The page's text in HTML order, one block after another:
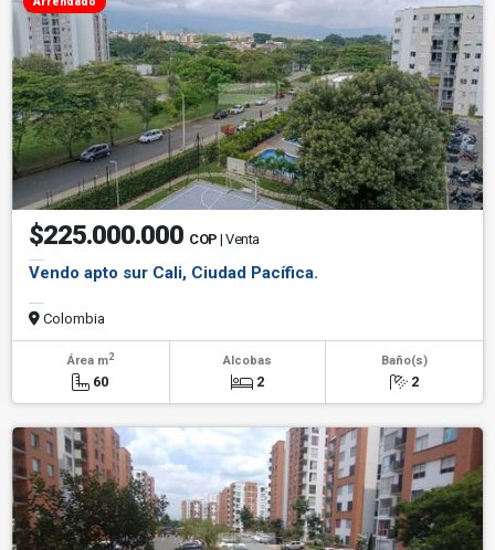
$225.000.000 COP | Venta
Vendo apto sur Cali, Ciudad Pacífica.
Colombia
Área m2
60
Alcobas
2
Baño(s)
2